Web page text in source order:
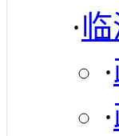
·
·
·